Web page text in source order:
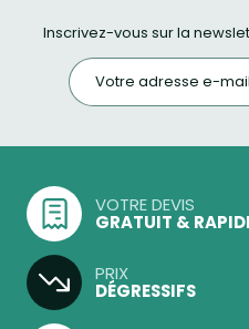
Inscrivez-vous sur la
VOTRE DEVIS
GRATUIT &
PRIX
DÉGRESSIFS